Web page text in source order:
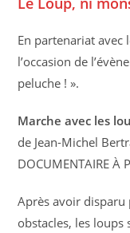
En partenariat avec
l’occasion de
peluche ! ».
Marche avec les
de Jean-Michel
DOCUMENTAIRE À
Après avoir disparu
obstacles, les